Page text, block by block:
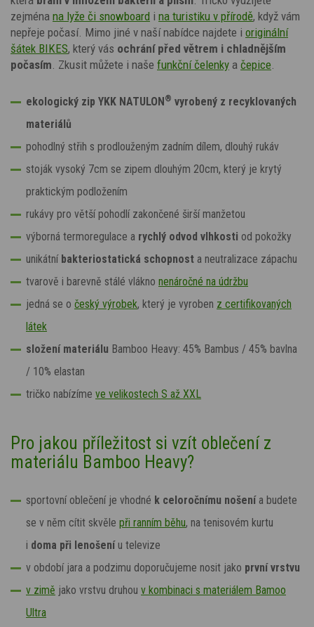
zejména na lyže či snowboard i na turistiku v přírodě, když vám
nepřeje počasí. Mimo jiné v naší nabídce najdete i originální
šátek BIKES, který vás ochrání před větrem i chladnějším
počasím . Zkusit můžete i naše funkční čelenky a čepice
ekologický zip YKK NATULON® vyrobený z recyklovaných
materiálů
pohodlný střih s prodlouženým zadním dílem, dlouhý rukáv
stoják vysoký 7cm se zipem dlouhým 20cm, který je krytý
praktickým podložením
rukávy pro větší pohodlí zakončené širší manžetou
výborná termoregulace a rychlý odvod vlhkosti od pokožky
unikátní bakteriostatická schopnost a neutralizace zápachu
tvarově i barevně stálé vlákno nenáročné na údržbu
jedná se o český výrobek, který je vyroben z certifikovaných
látek
složení materiálu Bamboo Heavy: 45% Bambus / 45% bavlna
/ 10% elastan
tričko nabízíme ve velikostech S až XXL
Pro jakou příležitost si vzít oblečení z
materiálu Bamboo Heavy?
sportovní oblečení je vhodné k celoročnímu nošení a budete
se v něm cítit skvěle při ranním běhu, na tenisovém kurtu
i doma při lenošení u televize
v období jara a podzimu doporučujeme nosit jako první vrstvu
v zimě jako vrstvu druhou v kombinaci s materiálem Bamoo
Ultra